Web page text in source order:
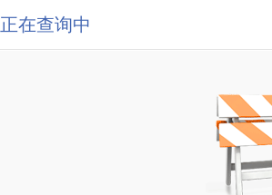
正在查询中